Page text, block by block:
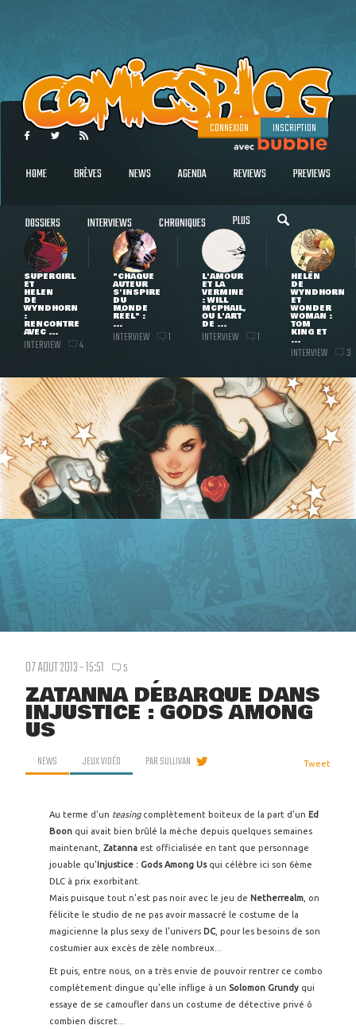
CONNEXION INSCRIPTION
HOME BRÈVES NEWS AGENDA REVIEWS PREVIEWS
DOSSIERS INTERVIEWS CHRONIQUES PLUS
SUPERGIRL
ET
HELEN
DE
WYNDHORN
:
RENCONTRE
AVEC ...
INTERVIEW 4
"CHAQUE
AUTEUR
S'INSPIRE
DU
MONDE
RÉEL" :
...
INTERVIEW 1
L'AMOUR
ET LA
VERMINE
: WILL
MCPHAIL,
OU L'ART
DE ...
INTERVIEW 1
HELEN
DE
WYNDHORN
ET
WONDER
WOMAN :
TOM
KING ET
...
INTERVIEW 3
07 AOUT 2013 - 15:51 5
ZATANNA DÉBARQUE DANS
INJUSTICE : GODS AMONG
US
NEWS JEUX VIDÉO PARSULLIVAN Tweet
Au terme d'un teasing complètement boiteux de la part d'un Ed
Boon qui avait bien brûlé la mèche depuis quelques semaines
maintenant, Zatanna est officialisée en tant que personnage
jouable qu'Injustice : Gods Among Usqui célèbre ici son 6ème
DLC à prix exorbitant.
Mais puisque tout n'est pas noir avec le jeu de Netherrealm , on
félicite le studio de ne pas avoir massacré le costume de la
magicienne la plus sexy de l'univers DC , pour les besoins de son
costumier aux excès de zèle nombreux...
Et puis, entre nous, on a très envie de pouvoir rentrer ce combo
complètement dingue qu'elle inflige à un Solomon Grundy qui
essaye de se camoufler dans un costume de détective privé ô
combien discret...